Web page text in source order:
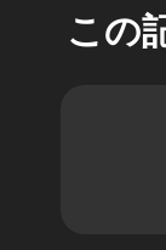
この